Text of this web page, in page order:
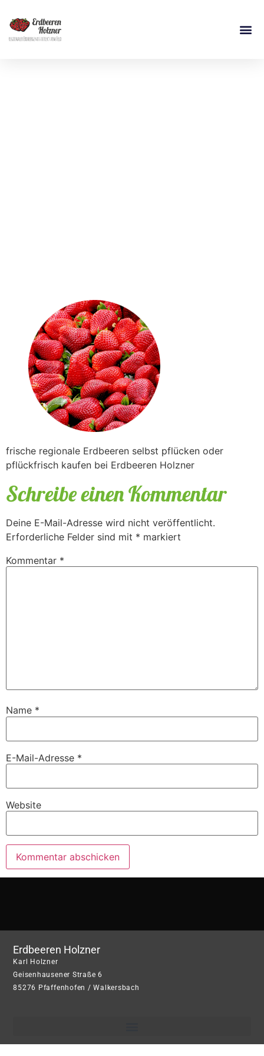
frische regionale Erdbeeren selbst pflücken oder
pflückfrisch kaufen bei Erdbeeren Holzner
Schreibe einen Kommentar
Deine E-Mail-Adresse wird nicht veröffentlicht.
Erforderliche Felder sind mit * markiert
Kommentar *
Name *
E-Mail-Adresse *
Website
Erdbeeren Holzner
Karl Holzner
Geisenhausener Straße 6
85276 Pfaffenhofen / Walkersbach